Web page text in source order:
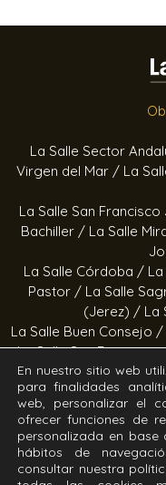
La Salle Sector
Virgen del Mar / La
La Salle San
Bachiller / La Salle
La Salle Córdoba /
Pastor / La Salle
(Jerez) / La
La Salle Buen Consejo /
La Salle San
Estrella Azahara /
Alfa /Hogar San
En nuestro sitio web
para finalidades
web, personalizar el
ofrecer funciones de
personalizada en
hábitos de
consultar nuestra